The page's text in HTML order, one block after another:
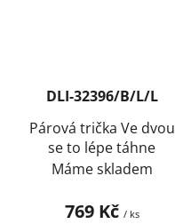
DLI-32396/B/L/L
Párová trička Ve dvou
se to lépe táhne
Máme skladem
769 Kč / ks